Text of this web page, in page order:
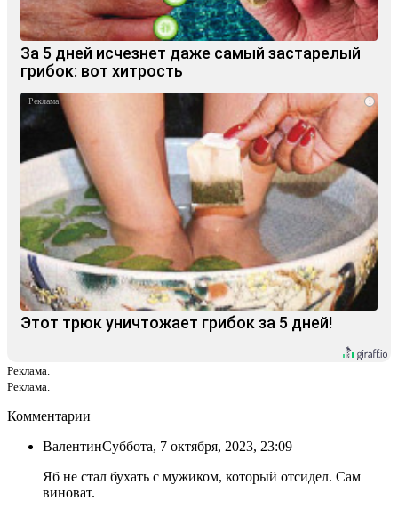
За 5 дней исчезнет даже самый застарелый
грибок: вот хитрость
i
Этот трюк уничтожает грибок за 5 дней!
Реклама.
Реклама.
Комментарии
ВалентинСуббота, 7 октября, 2023, 23:09
Яб не стал бухать с мужиком, который отсидел. Сам
виноват.